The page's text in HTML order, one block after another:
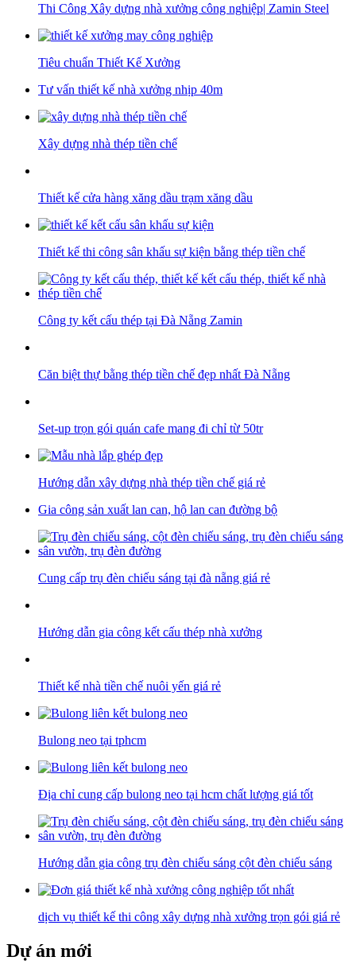
Thi Công Xây dựng nhà xưởng công nghiệp| Zamin Steel
Tiêu chuẩn Thiết Kế Xưởng
Tư vấn thiết kế nhà xưởng nhịp 40m
Xây dựng nhà thép tiền chế
Thiết kế cửa hàng xăng dầu trạm xăng dầu
Thiết kế thi công sân khấu sự kiện bằng thép tiền chế
Công ty kết cấu thép tại Đà Nẵng Zamin
Căn biệt thự bằng thép tiền chế đẹp nhất Đà Nẵng
Set-up trọn gói quán cafe mang đi chỉ từ 50tr
Hướng dẫn xây dựng nhà thép tiền chế giá rẻ
Gia công sản xuất lan can, hộ lan can đường bộ
Cung cấp trụ đèn chiếu sáng tại đà nẵng giá rẻ
Hướng dẫn gia công kết cấu thép nhà xưởng
Thiết kế nhà tiền chế nuôi yến giá rẻ
Bulong neo tại tphcm
Địa chỉ cung cấp bulong neo tại hcm chất lượng giá tốt
Hướng dẫn gia công trụ đèn chiếu sáng cột đèn chiếu sáng
dịch vụ thiết kế thi công xây dựng nhà xưởng trọn gói giá rẻ
Dự án mới